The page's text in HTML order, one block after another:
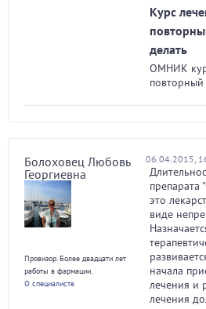
Курс
делать
ОМНИК
повторный
Болоховец Любовь
Георгиевна
Провизор. Более двадцати лет
работы в фармации.
О специалисте
06.04.2015,
препарата
это
виде
начала
лечения и
лечения